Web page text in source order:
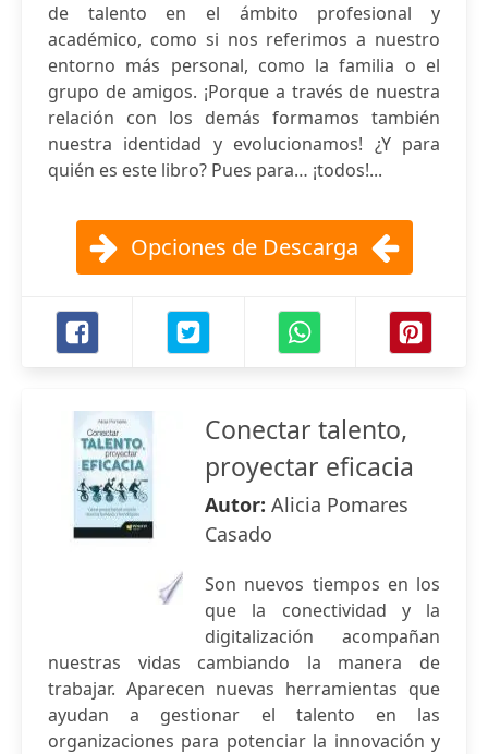
de talento en el ámbito profesional y
académico, como si nos referimos a nuestro
entorno más personal, como la familia o el
grupo de amigos. ¡Porque a través de nuestra
relación con los demás formamos también
nuestra identidad y evolucionamos! ¿Y para
quién es este libro? Pues para… ¡todos!...
Opciones de Descarga
Conectar talento,
proyectar eficacia
Autor: Alicia Pomares
Casado
Son nuevos tiempos en los
que la conectividad y la
digitalización acompañan
nuestras vidas cambiando la manera de
trabajar. Aparecen nuevas herramientas que
ayudan a gestionar el talento en las
organizaciones para potenciar la innovación y